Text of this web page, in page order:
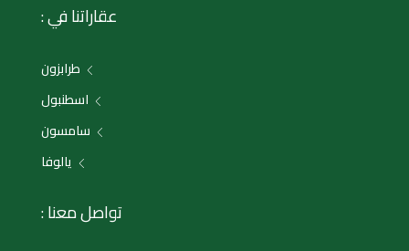
عقاراتنا في :
طرابزون
اسطنبول
سامسون
يالوفا
تواصل معنا :